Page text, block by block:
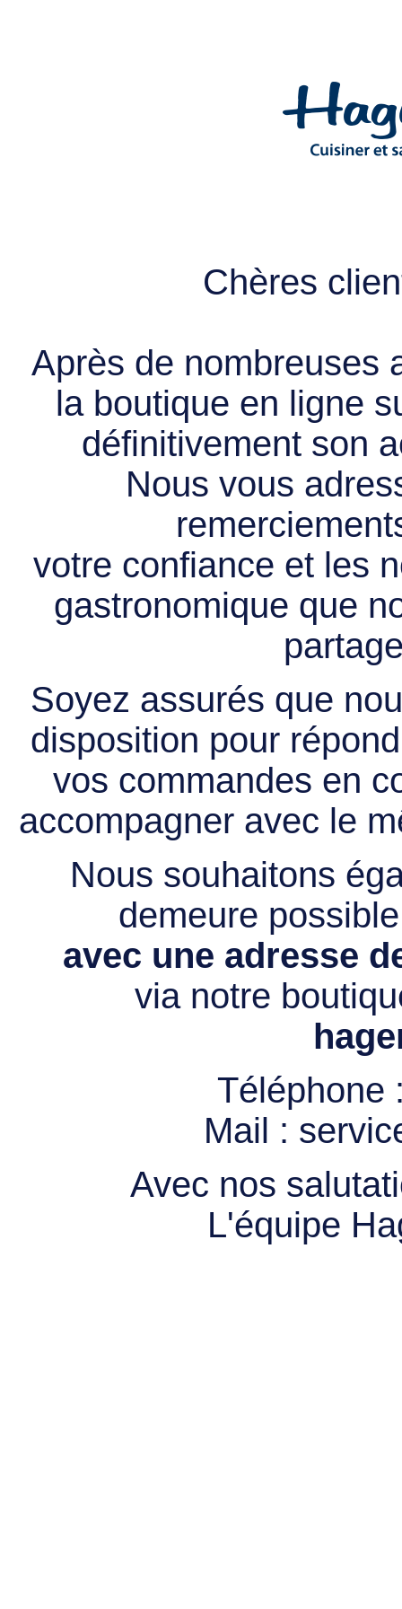
Chères
Après de nombreuses
la boutique en ligne
définitivement son
Nous vous
votre confiance et les
gastronomique que
Soyez assurés que
disposition pour
vos commandes en
accompagner avec le
Nous souhaitons
demeure
avec une adresse
via notre
Téléphone
Mail :
Avec nos
L'équipe